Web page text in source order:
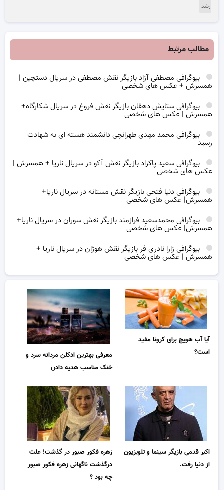
رشد
مطالب مرتبط
بیوگرافی مصطفی آزاد بازیگر نقش مصطفی در سریال دستچین |
همسرش + عکس های شخصی
بیوگرافی ستایش دهقان بازیگر نقش فروغ در سریال شکارگاه+
همسرش | عکس های شخصی
بیوگرافی محمد مهدی طهرانچی دانشمند هسته ای به شهادت
رسید
بیوگرافی سعید پاکزاد بازیگر نقش آکو در سریال ناریا + همسرش |
عکس های شخصی
بیوگرافی دنیا فتحی بازیگر نقش مستانه در سریال ناریا+
همسرش| عکس های شخصی
بیوگرافی محمدسعید فرازمند بازیگر نقش سوران در سریال ناریا+
همسرش| عکس های شخصی
بیوگرافی زارا نادری فر بازیگر نقش هوژان در سریال ناریا +
همسرش | عکس های شخصی
آیا آب هویج برای کرونا مفید
است؟
معرفی بهترین ادکلن مردانه سرد و
خنک مناسب هدیه دادن
اکبر قدمی بازیگر سینما و تلویزیون
از دنیا رفت.
زهره فکور صبور در گذشت! علت
درگذشت ناگهانی زهره فکور صبور
چه بود ؟